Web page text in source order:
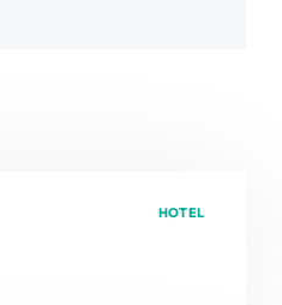
HOTEL